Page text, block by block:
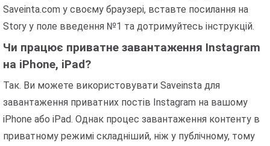
Saveinta.com у своєму браузері, вставте посилання на
Story у поле введення №1 та дотримуйтесь інструкцій.
Чи працює приватне завантаження Instagram
на iPhone, iPad?
Так. Ви можете використовувати Saveinsta для
завантаження приватних постів Instagram на вашому
iPhone або iPad. Однак процес завантаження контенту в
приватному режимі складніший, ніж у публічному, тому